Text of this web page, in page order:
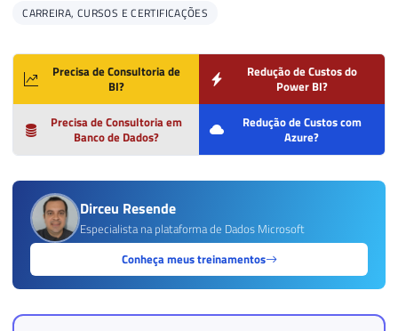
CARREIRA, CURSOS E CERTIFICAÇÕES
Precisa de Consultoria de
BI?
Redução de Custos do
Power BI?
Precisa de Consultoria em
Banco de Dados?
Redução de Custos com
Azure?
Dirceu Resende
Especialista na plataforma de Dados Microsoft
Conheça meus treinamentos